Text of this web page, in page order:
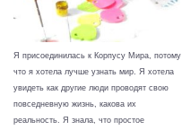
Я присоединилась к Корпусу Мира, потому
что я хотела лучше узнать мир. Я хотела
увидеть как другие люди проводят свою
повседневную жизнь, какова их
реальность. Я знала, что простое